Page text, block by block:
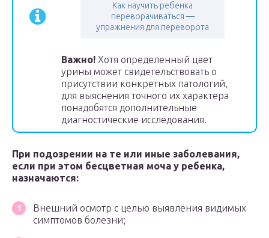
Как научить ребенка
переворачиваться —
упражнения для переворота
Важно! Хотя определенный цвет
урины может свидетельствовать о
присутствии конкретных патологий,
для выяснения точного их характера
понадобятся дополнительные
диагностические исследования.
При подозрении на те или иные заболевания,
если при этом бесцветная моча у ребенка,
назначаются:
Внешний осмотр с целью выявления видимых
симптомов болезни;